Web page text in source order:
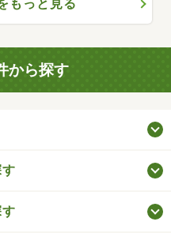
もっと見る
から探す